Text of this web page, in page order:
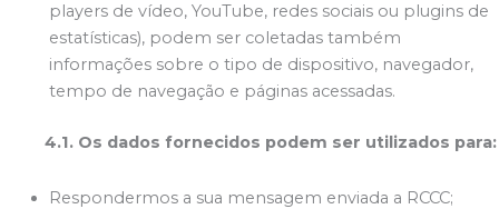
players de vídeo, YouTube, redes sociais ou plugins de
estatísticas), podem ser coletadas também
informações sobre o tipo de dispositivo, navegador,
tempo de navegação e páginas acessadas.
4.1. Os dados fornecidos podem ser utilizados para:
Respondermos a sua mensagem enviada a RCCC;